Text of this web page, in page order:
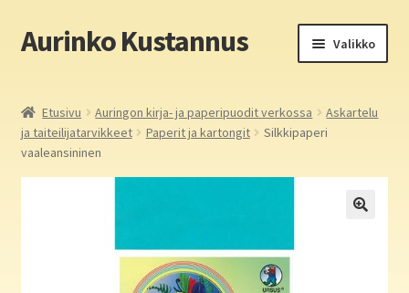
Siirry
navigointiin
Siirry
sisältöön
Aurinko Kustannus Valikko
Yritys
Aurinko Kustannus: kirjat
Etusivu Auringon kirja- ja paperipuodit verkossa
Askartelu
ja taiteilijatarvikkeet
Paperit ja kartongit
Silkkipaperi
vaaleansininen